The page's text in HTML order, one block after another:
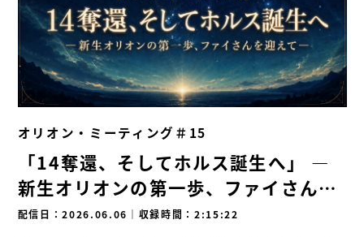
オリオン・ミーティング＃15
「14奪還、そしてホルス誕生へ」 ―
新生オリオンの第一歩、ファイさんを
迎えて—
配信日：2026.06.06 ｜ 収録時間：2:15:22